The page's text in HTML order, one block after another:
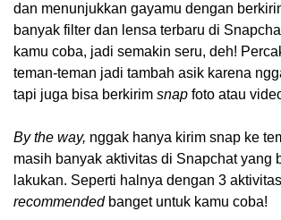
dan menunjukkan gayamu dengan
banyak filter dan lensa terbaru di
kamu coba, jadi semakin seru, deh!
teman-teman jadi tambah asik karena
tapi juga bisa berkirim snap foto atau
By the way, nggak hanya kirim snap ke
masih banyak aktivitas di Snapchat yang
recommended banget untuk kamu coba!